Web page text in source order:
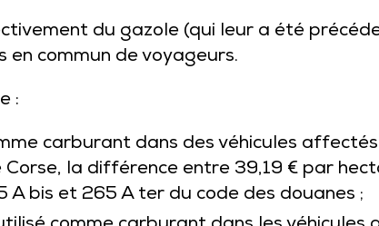
du gazole (qui leur a été
commun de voyageurs.
:
carburant dans des véhicules
la différence entre 39,19 € par
A bis et 265 A ter du code des douanes ;